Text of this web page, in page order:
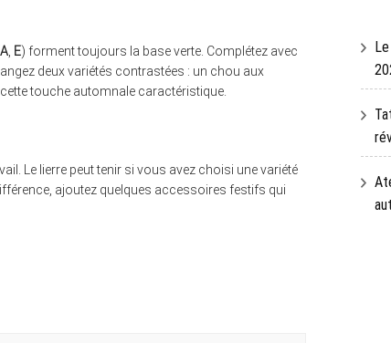
A E) forment toujours la base verte. Complétez avec
deux variétés contrastées : un chou aux
touche automnale caractéristique.
Le lierre peut tenir si vous avez choisi une variété
ajoutez quelques accessoires festifs qui